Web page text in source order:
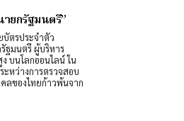
ยกรัฐมนตรี”
ตรประจำตัว
ฐมนตรี ผู้บริหาร
บนโลกออนไลน์ ใน
หว่างการตรวจสอบ
ลของไทยก้าวพ้นจาก